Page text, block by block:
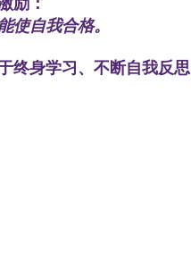
使自我合格。
终身学习、不断自我反思